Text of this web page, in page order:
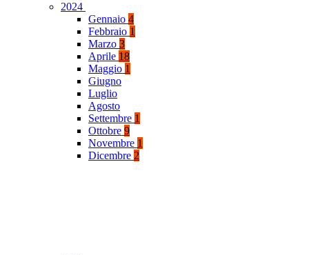
2024
Gennaio 4
Febbraio 1
Marzo 3
Aprile 18
Maggio 1
Giugno
Luglio
Agosto
Settembre 1
Ottobre 9
Novembre 1
Dicembre 2